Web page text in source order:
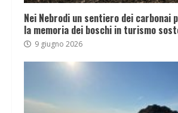
Nei Nebrodi un sentiero dei
la memoria dei boschi in turismo
9 giugno 2026